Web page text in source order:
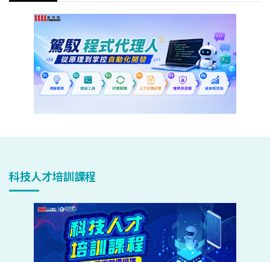
科技人才培訓課程